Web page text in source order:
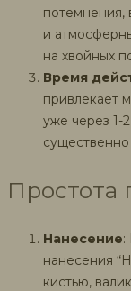
потемнения,
и
на хвойных
Время
привлекает
уже через 1-
Простота
Нанесение:
нанесения
кистью,